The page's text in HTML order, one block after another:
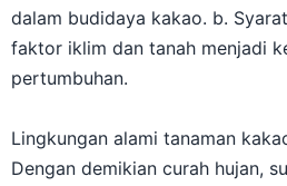
dalam budidaya kakao. b.
faktor iklim dan tanah menjadi
pertumbuhan.
Lingkungan alami tanaman
Dengan demikian curah hujan,